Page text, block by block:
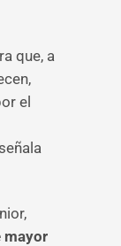
que, a
el
mayor